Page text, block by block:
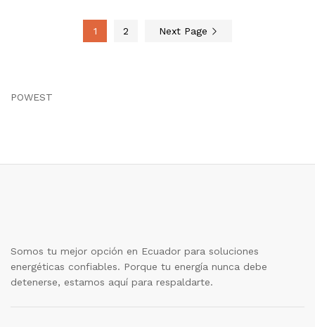
1 2 Next Page
POWEST
Somos tu mejor opción en Ecuador para soluciones
energéticas confiables. Porque tu energía nunca debe
detenerse, estamos aquí para respaldarte.